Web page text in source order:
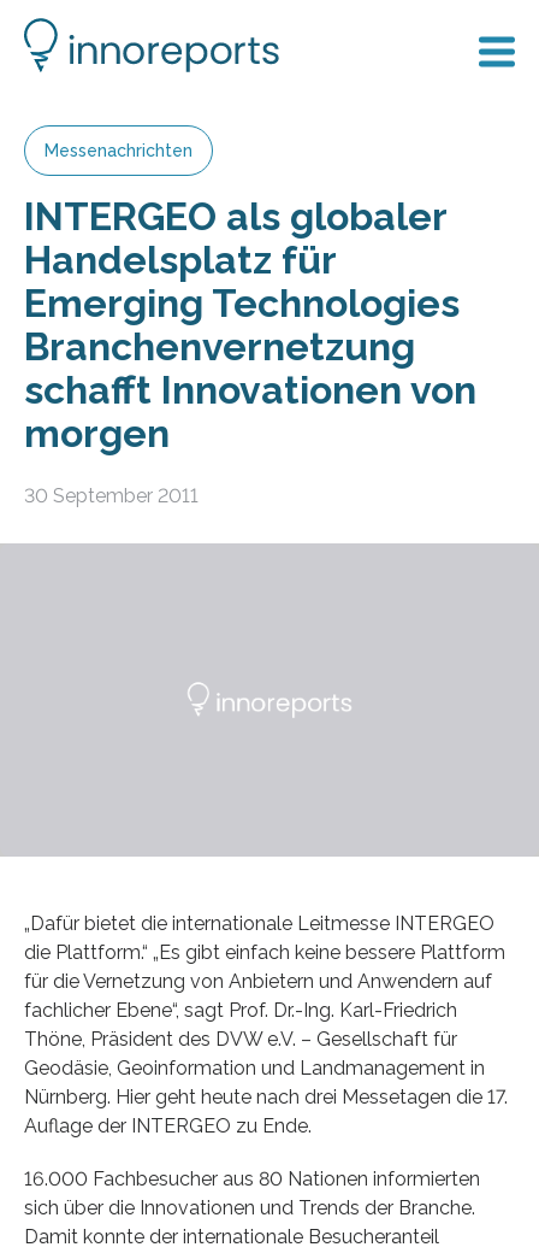
Messenachrichten
INTERGEO als globaler
Handelsplatz für
Emerging Technologies
Branchenvernetzung
schafft Innovationen von
morgen
30 September 2011
„Dafür bietet die internationale Leitmesse INTERGEO
die Plattform.“ „Es gibt einfach keine bessere Plattform
für die Vernetzung von Anbietern und Anwendern auf
fachlicher Ebene“, sagt Prof. Dr.-Ing. Karl-Friedrich
Thöne, Präsident des DVW e.V. – Gesellschaft für
Geodäsie, Geoinformation und Landmanagement in
Nürnberg. Hier geht heute nach drei Messetagen die 17.
Auflage der INTERGEO zu Ende.
16.000 Fachbesucher aus 80 Nationen informierten
sich über die Innovationen und Trends der Branche.
Damit konnte der internationale Besucheranteil